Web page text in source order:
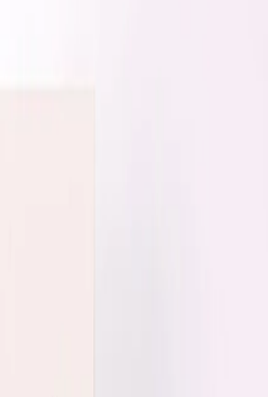
Faber-Castell и вземи
Важи само онлайн до